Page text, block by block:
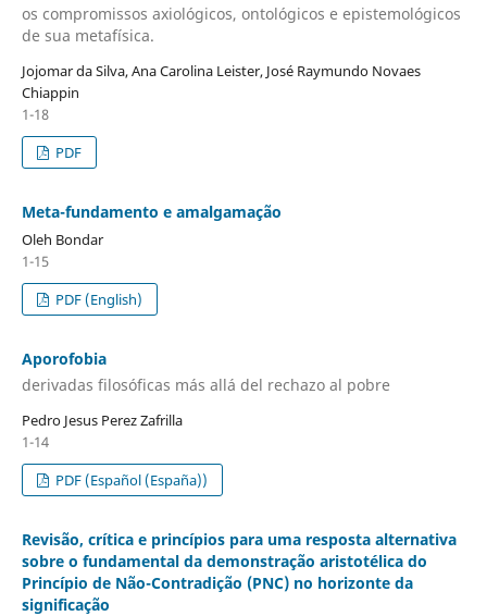
os compromissos axiológicos, ontológicos e epistemológicos
de sua metafísica.
Jojomar da Silva, Ana Carolina Leister, José Raymundo Novaes
Chiappin
1-18
PDF
Meta-fundamento e amalgamação
Oleh Bondar
1-15
PDF (English)
Aporofobia
derivadas filosóficas más allá del rechazo al pobre
Pedro Jesus Perez Zafrilla
1-14
PDF (Español (España))
Revisão, crítica e princípios para uma resposta alternativa
sobre o fundamental da demonstração aristotélica do
Princípio de Não-Contradição (PNC) no horizonte da
significação